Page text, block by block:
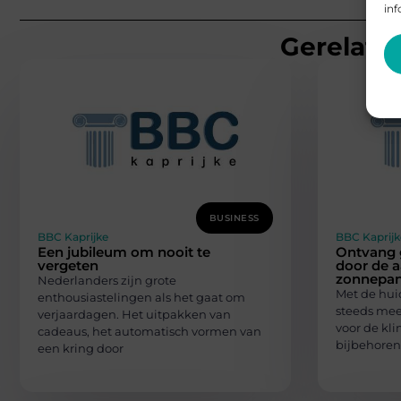
BUSINESS
BBC Kaprijke
Een jubileum om nooit te
vergeten
Nederlanders zijn grote
enthousiastelingen als het gaat om
verjaardagen. Het uitpakken van
cadeaus, het automatisch vormen van
een kring door
BBC
Ontvang
door de
Met de
steeds
voor de